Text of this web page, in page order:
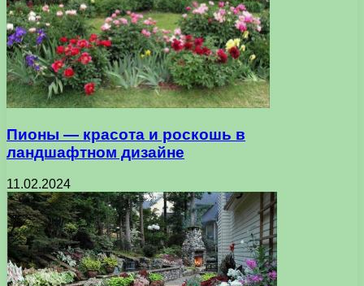
Пионы — красота и роскошь в
ландшафтном дизайне
11.02.2024